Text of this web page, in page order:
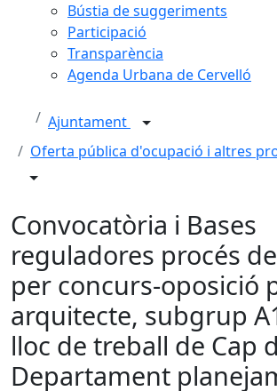
Bústia de suggeriments
Participació
Transparència
Agenda Urbana de Cervelló
Ajuntament
Oferta pública d'ocupació i altres
Convocatòria i Bases
reguladores procés
per concurs-oposició
arquitecte, subgrup
lloc de treball de Cap
Departament